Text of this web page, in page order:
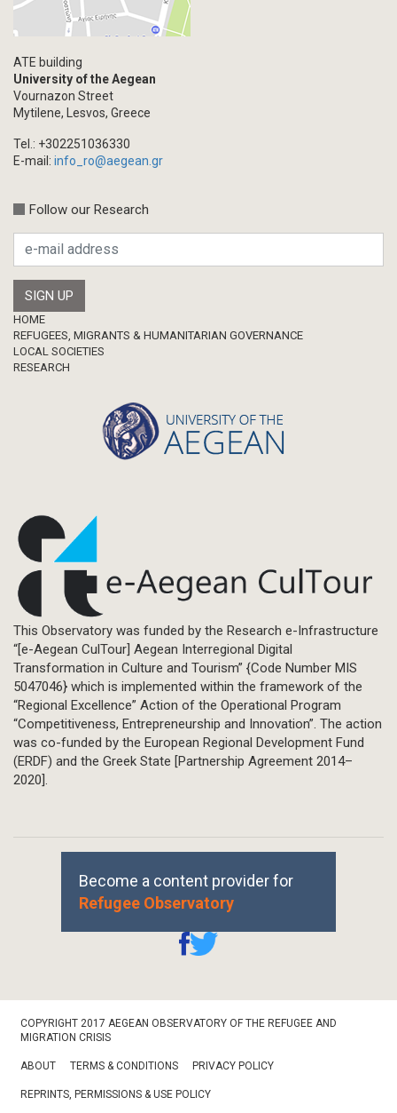
ATE building
University of the Aegean
Vournazon Street
Mytilene, Lesvos, Greece
Tel.: +302251036330
E-mail: info_ro@aegean.gr
Follow our Research
Footer
HOME
REFUGEES, MIGRANTS & HUMANITARIAN GOVERNANCE
LOCAL SOCIETIES
RESEARCH
This Observatory was funded by the Research e-Infrastructure
“[e-Aegean CulTour] Aegean Interregional Digital
Transformation in Culture and Tourism” {Code Number MIS
5047046} which is implemented within the framework of the
“Regional Excellence” Action of the Operational Program
“Competitiveness, Entrepreneurship and Innovation”. The action
was co-funded by the European Regional Development Fund
(ERDF) and the Greek State [Partnership Agreement 2014–
2020].
Become a content provider for
Refugee Observatory
Bottom
COPYRIGHT 2017 AEGEAN OBSERVATORY OF THE REFUGEE AND
MIGRATION CRISIS
ABOUT TERMS & CONDITIONS PRIVACY POLICY
REPRINTS, PERMISSIONS & USE POLICY